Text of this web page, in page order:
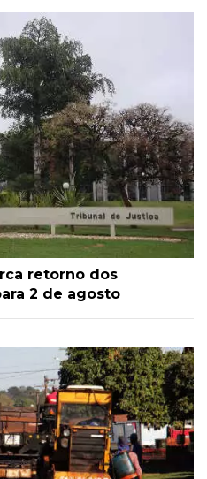
retorno dos
2 de agosto